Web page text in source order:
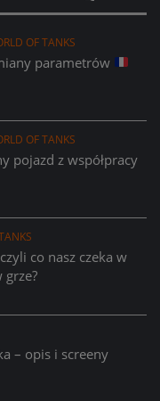
OF TANKS
parametrów
OF TANKS
pojazd z współpracy
co nasz czeka w
grze?
– opis i screeny